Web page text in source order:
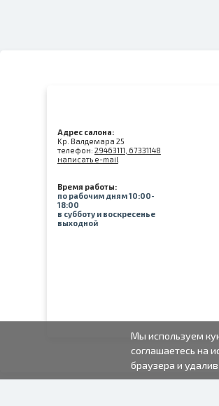
Адрес салона:
Kр. Валдемара 25
телефон: 29463111, 67331148
написать e-mail
Время работы:
по рабочим дням 10:00-
18:00
в субботу и воскресенье
выходной
Мы используем
соглашаетесь на
браузера и